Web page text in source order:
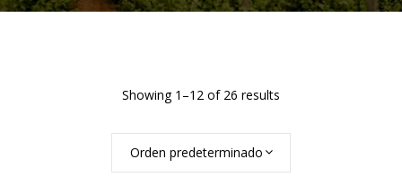
Showing 1–12 of 26 results
Orden predeterminado